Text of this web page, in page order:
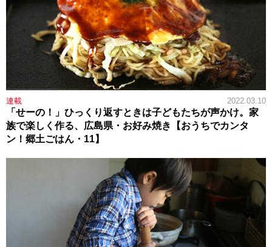
連載 2022.03.10
「せーの！」ひっくり返すときは子どもたちが声かけ。家
族で楽しく作る、広島県・お好み焼き【おうちでカンタ
ン！郷土ごはん・11】